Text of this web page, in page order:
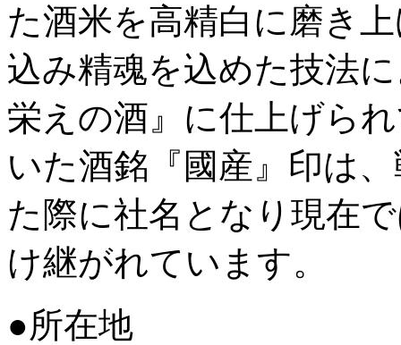
た酒米を高精白に磨き
込み精魂を込めた技法
栄えの酒』に仕上げら
いた酒銘『國産』印は
た際に社名となり現在
け継がれています。
●所在地